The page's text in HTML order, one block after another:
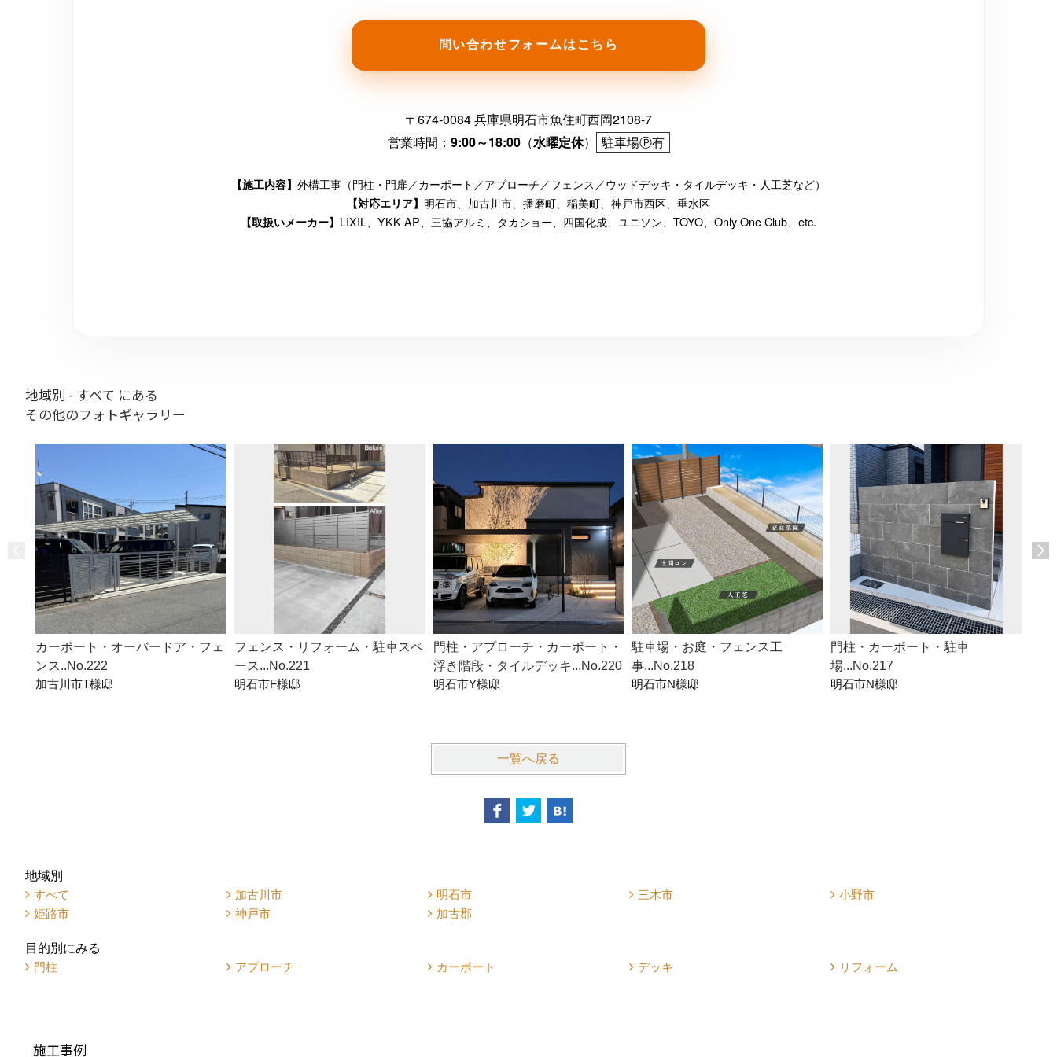
問い合わせフォームはこちら
〒674-0084 兵庫県明石市魚住町西岡2108-7
営業時間： 9:00～18:00（水曜定休） 駐車場Ⓟ有
【施工内容】 外構工事（門柱・門扉／カーポート／アプローチ／フェンス／ウッドデッキ・タイルデッキ・人工芝など）
【対応エリア】 明石市、加古川市、播磨町、稲美町、神戸市西区、垂水区
【取扱いメーカー】 LIXIL、YKK AP、三協アルミ、タカショー、四国化成、ユニソン、TOYO、Only One Club、etc.
地域別 - すべて にある
その他のフォトギャラリー
カーポート・オーバードア・フェ
ンス..No.222
加古川市T様邸
フェンス・リフォーム・駐車スペ
ース...No.221
明石市F様邸
門柱・アプローチ・カーポート・
浮き階段・タイルデッキ...No.220
明石市Y様邸
駐車場・お庭・フェンス工
事...No.218
明石市N様邸
門柱・カーポート・駐車
場...No.217
明石市N様邸
一覧へ戻る
地域別
すべて
加古川市 明石市 三木市
小野市
姫路市
神戸市 加古郡
目的別にみる
門柱
アプローチ カーポート デッキ リフォーム
施工事例